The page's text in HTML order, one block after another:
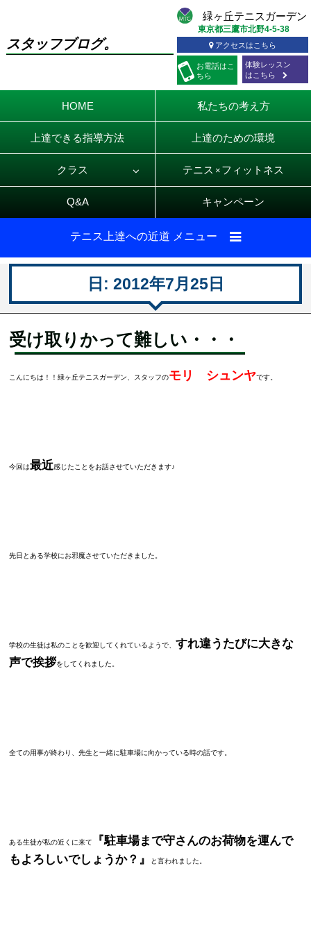
スタッフブログ。
お電話はこ
ちら
東京都三鷹市北野4-5-38
アクセスはこちら
体験レッスン
はこちら
HOME 私たちの考え方
上達できる指導方法 上達のための環境
クラス テニス × フィットネス
Q&A キャンペーン
テニス上達への近道 メニュー
日: 2012年7月25日
受け取りかって難しい・・・
こんにちは！！緑ヶ丘テニスガーデン、スタッフのモリ シュンヤです。
今回は最近感じたことをお話させていただきます♪
先日とある学校にお邪魔させていただきました。
学校の生徒は私のことを歓迎してくれているようで、 すれ違うたびに大きな
声で挨拶をしてくれました。
全ての用事が終わり、先生と一緒に駐車場に向かっている時の話です。
ある生徒が私の近くに来て
『駐車場まで守さんのお荷物を運んで
もよろしいでしょうか？』
と言われました。